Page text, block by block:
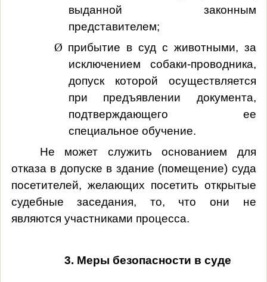
выданной законным
представителем;
Ø прибытие в суд с животными, за
исключением собаки-проводника,
допуск которой осуществляется
при предъявлении документа,
подтверждающего ее
специальное обучение.
Не может служить основанием для
отказа в допуске в здание (помещение) суда
посетителей, желающих посетить открытые
судебные заседания, то, что они не
являются участниками процесса.
3. Меры безопасности в суде